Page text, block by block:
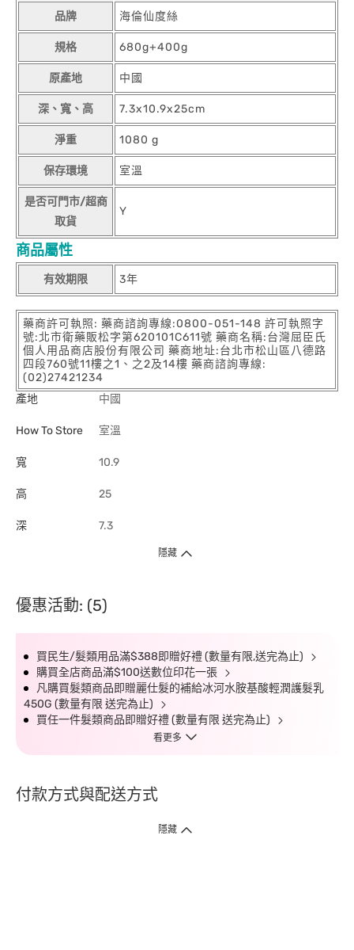
品牌 海倫仙度絲
規格 680g+400g
原產地 中國
深、寬、高 7.3x10.9x25cm
淨重 1080 g
保存環境 室溫
是否可門市/超商
取貨
Y
商品屬性
有效期限 3年
藥商許可執照: 藥商諮詢專線:0800-051-148 許可執照字
號:北市衛藥販松字第620101C611號 藥商名稱:台灣屈臣氏
個人用品商店股份有限公司 藥商地址:台北市松山區八德路
四段760號11樓之1、之2及14樓 藥商諮詢專線:
(02)27421234
產地
中國
How To Store 室溫
寬 10.9
高 25
深 7.3
隱藏
優惠活動: (5)
買民生/髮類用品滿$388即贈好禮 (數量有限,送完為止)
購買全店商品滿$100送數位印花一張
凡購買髮類商品即贈麗仕髮的補給冰河水胺基酸輕潤護髮乳
450G (數量有限 送完為止)
買任一件髮類商品即贈好禮 (數量有限 送完為止)
看更多
付款方式與配送方式
隱藏